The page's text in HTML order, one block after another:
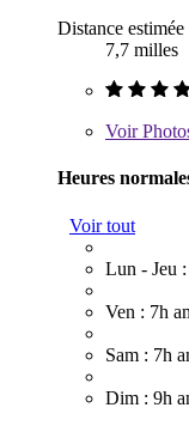
Distance estimée
7,7 milles
Voir
Heures
Voir tout
Lun - Jeu
Ven : 7h
Sam : 7h
Dim : 9h